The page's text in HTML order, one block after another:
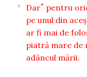
6 Dar* pentru
pe unul din
ar fi mai de
piatră mare de
adâncul mării.